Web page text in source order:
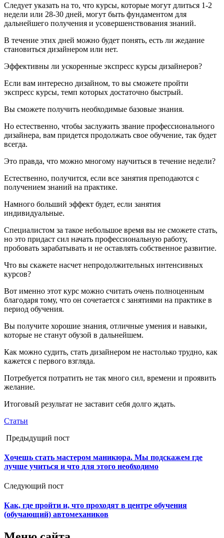
Следует указать на то, что курсы, которые могут длиться 1-2
недели или 28-30 дней, могут быть фундаментом для
дальнейшего получения и усовершенствования знаний.
В течение этих дней можно будет понять, есть ли жедание
становиться дизайнером или нет.
Эффективны ли ускоренные экспресс курсы дизайнеров?
Если вам интересно дизайном, то вы сможете пройти
экспресс курсы, темп которых достаточно быстрый.
Вы сможете получить необходимые базовые знания.
Но естественно, чтобы заслужить звание профессионального
дизайнера, вам придется продолжать свое обучение, так будет
всегда.
Это правда, что можно многому научиться в течение недели?
Естественно, получится, если все занятия преподаются с
получением знаний на практике.
Намного больший эффект будет, если занятия
индивидуальные.
Специалистом за такое небольшое время вы не сможете стать,
но это придаст сил начать профессиональную работу,
пробовать зарабатывать и не оставлять собственное развитие.
Что вы скажете насчет непродолжительных интенсивных
курсов?
Вот именно этот курс можно считать очень полноценным
благодаря тому, что он сочетается с занятиями на практике в
период обучения.
Вы получите хорошие знания, отличные умения и навыки,
которые не станут обузой в дальнейшем.
Как можно судить, стать дизайнером не настолько трудно, как
кажется с первого взгляда.
Потребуется потратить не так много сил, времени и проявить
желание.
Итоговый результат не заставит себя долго ждать.
Статьи
Предыдущий пост
Хочешь стать мастером маникюра. Мы подскажем где
лучше учиться и что для этого необходимо
Следующий пост
Как, где пройти и, что проходят в центре обучения
(обучающий) автомехаников